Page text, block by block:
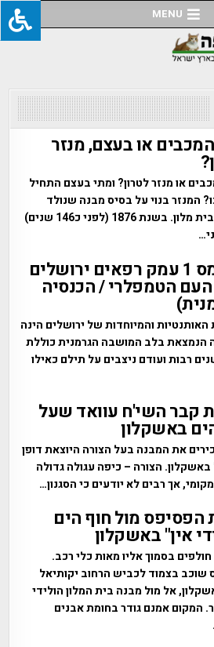
MENU
המכבים או בעצם, מנזר
או מנזר לטרון? ומתי בעצם התחיל
המנזר בנוי על בסיס מבנה שנולד
בכלל כבית מלון. בשנת 1876 (לפני כ146 שנים)
בית מס 1 עמק רפאים ירושלים
הטמפלרי / הכנסיה
והמיוחדות של ירושלים הינה
הנמצאת בלב המושבה הגרמנית כוללת
רבות ועודם ניצבים על תילם כאילו
קבר השי'ח עוואד שעל
באשקלון
את המבנה בעל הצורה היוצאת דופן
באשקלון. הצורה – כיפה עגולה גדולה
אך רבים לא יודעים כי הסגנון…
הפסיפס מול חוף הים
אין" באשקלון
חולפים בסמוך אליו מאות כלי רכב.
שוכב בצמוד לכביש הרחוב יקותיאל
אל מול מבנה בית המלון הולידי
המקום אמנם גודר בחומת אבנים